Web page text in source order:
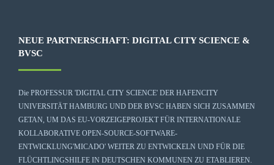
NEUE PARTNERSCHAFT: DIGITAL CITY SCIENCE &
BVSC
Die PROFESSUR 'DIGITAL CITY SCIENCE' DER HAFENCITY
UNIVERSITÄT HAMBURG UND DER BVSC HABEN SICH ZUSAMMEN
GETAN, UM DAS EU-VORZEIGEPROJEKT FÜR INTERNATIONALE
KOLLABORATIVE OPEN-SOURCE-SOFTWARE-
ENTWICKLUNG'MICADO' WEITER ZU ENTWICKELN UND FÜR DIE
FLÜCHTLINGSHILFE IN DEUTSCHEN KOMMUNEN ZU ETABLIEREN.